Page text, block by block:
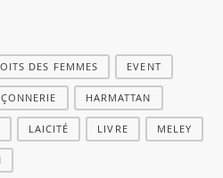
DES FEMMES EVENT
HARMATTAN
LAICITÉ LIVRE MELEY